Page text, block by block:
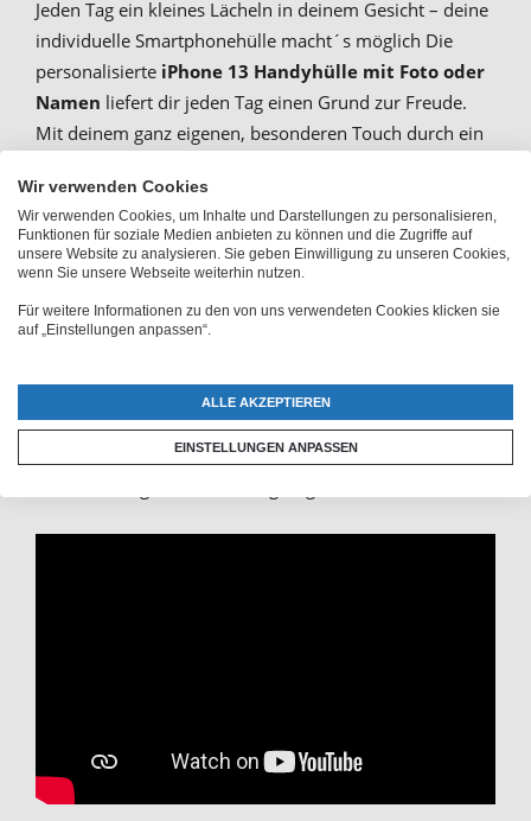
Jeden Tag ein kleines Lächeln in deinem Gesicht – deine
individuelle Smartphonehülle macht´s möglich Die
personalisierte iPhone 13 Handyhülle mit Foto oder
Namen liefert dir jeden Tag einen Grund zur Freude.
Mit deinem ganz eigenen, besonderen Touch durch ein
sie dich immer wieder an besondere Momente oder
deine Lieblingsmenschen. Bei PhotoFancy sind deiner
Kreativität keine Grenzen gesetzt.
Das beliebte Hard Case aus Kunststoff und der
metallverstärkten Rückseite eignet sich bestens dafür,
glänzen zu lassen. Wenn du dein Motiv auch über die
Seiten hinweg drucken lassen möchtest, eignet sich die
Rundum-Druck-Option. Deine iPhone 13 Hülle wird
Wir verwenden Cookies
Wir verwenden Cookies, um Inhalte und Darstellungen zu personalisieren,
Funktionen für soziale Medien anbieten zu können und die Zugriffe auf
unsere Website zu analysieren. Sie geben Einwilligung zu unseren Cookies,
wenn Sie unsere Webseite weiterhin nutzen.
Für weitere Informationen zu den von uns verwendeten Cookies klicken sie
auf „Einstellungen anpassen“.
ALLE AKZEPTIEREN
EINSTELLUNGEN ANPASSEN